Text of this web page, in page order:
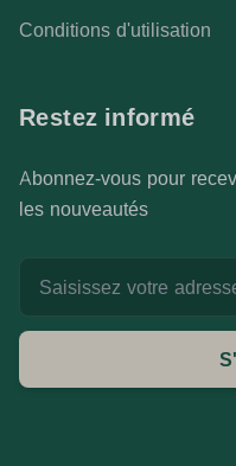
Conditions d'utilisation
Restez informé
Abonnez-vous pour
les nouveautés